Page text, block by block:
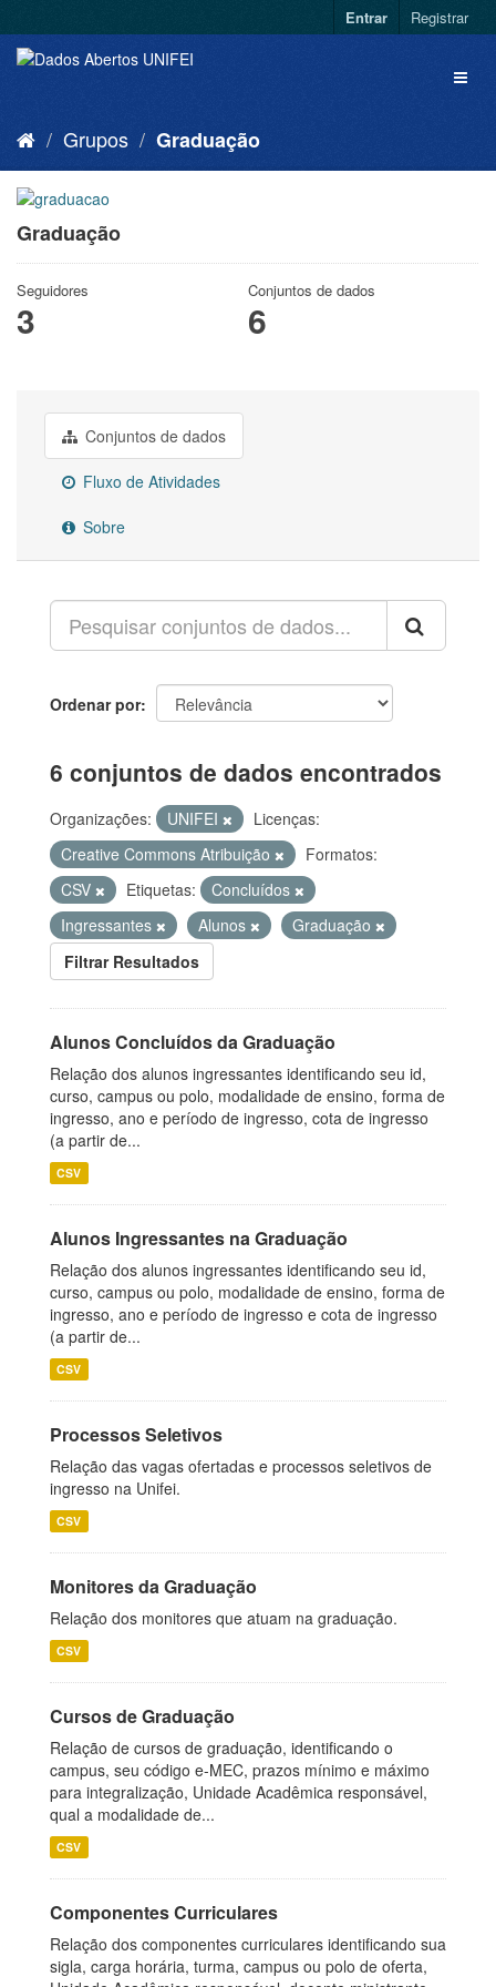
Entrar Registrar
Grupos Graduação
Graduação
Seguidores
3
Conjuntos de dados
6
Conjuntos de dados
Fluxo de Atividades
Sobre
Ordenar por
6 conjuntos de dados encontrados
Organizações: UNIFEI
Licenças:
Creative Commons Atribuição
Formatos:
CSV
Etiquetas:
Concluídos
Ingressantes
Alunos
Graduação
Filtrar Resultados
Alunos Concluídos da Graduação
Relação dos alunos ingressantes identificando seu id,
curso, campus ou polo, modalidade de ensino, forma de
ingresso, ano e período de ingresso, cota de ingresso
(a partir de...
CSV
Alunos Ingressantes na Graduação
Relação dos alunos ingressantes identificando seu id,
curso, campus ou polo, modalidade de ensino, forma de
ingresso, ano e período de ingresso e cota de ingresso
(a partir de...
CSV
Processos Seletivos
Relação das vagas ofertadas e processos seletivos de
ingresso na Unifei.
CSV
Monitores da Graduação
Relação dos monitores que atuam na graduação.
CSV
Cursos de Graduação
Relação de cursos de graduação, identificando o
campus, seu código e-MEC, prazos mínimo e máximo
para integralização, Unidade Acadêmica responsável,
qual a modalidade de...
CSV
Componentes Curriculares
Relação dos componentes curriculares identificando sua
sigla, carga horária, turma, campus ou polo de oferta,